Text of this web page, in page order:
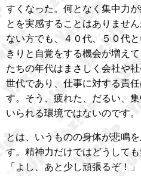
すくなった。何となく集中力
とを実感することはありませ
ない方でも、４０代、５０代
きりと自覚をする機会が増え
たちの年代はまさしく会社や
世代であり、仕事に対する責
す。そう、疲れた、だるい、
いられる環境ではないのです。
とは、いうものの身体が悲鳴
す。精神力だけではどうして
「よし、あと少し頑張るぞ！